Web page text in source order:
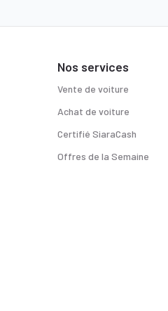
Nos services
Vente de voiture
Achat de voiture
Certifié SiaraCash
Offres de la Semaine